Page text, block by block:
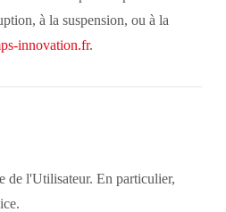
à la suspension, ou à la
innovation.fr.
de l'Utilisateur. En particulier,